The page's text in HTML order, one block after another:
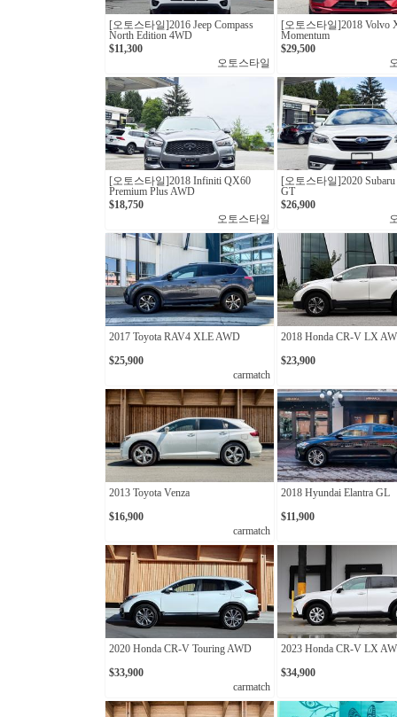
[오토스타일]2016 Jeep Compass
North Edition 4WD
$11,300
오토스타일
[오토스타일]2018 Volvo
Momentum
$29,500
[오토스타일]2018 Infiniti QX60
Premium Plus AWD
$18,750
오토스타일
[오토스타일]2020 Subaru
GT
$26,900
2017 Toyota RAV4 XLE AWD
$25,900
carmatch
2018 Honda CR-V LX
$23,900
2013 Toyota Venza
$16,900
carmatch
2018 Hyundai Elantra GL
$11,900
2020 Honda CR-V Touring AWD
$33,900
carmatch
2023 Honda CR-V LX
$34,900